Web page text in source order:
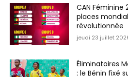
CAN Féminine
places
révolutionnée
jeudi 23 juillet
Éliminatoires
: le Bénin fixé